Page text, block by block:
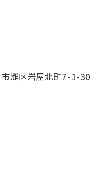
灘区岩屋北町7-1-30